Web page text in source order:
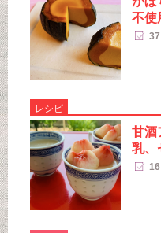
不使
37
レシピ
甘酒
乳、
16